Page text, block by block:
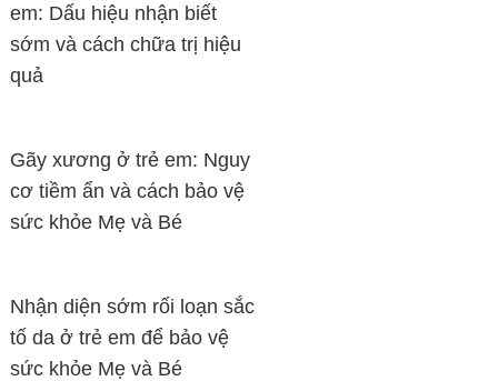
em: Dấu hiệu nhận biết
sớm và cách chữa trị hiệu
quả
Gãy xương ở trẻ em: Nguy
cơ tiềm ẩn và cách bảo vệ
sức khỏe Mẹ và Bé
Nhận diện sớm rối loạn sắc
tố da ở trẻ em để bảo vệ
sức khỏe Mẹ và Bé